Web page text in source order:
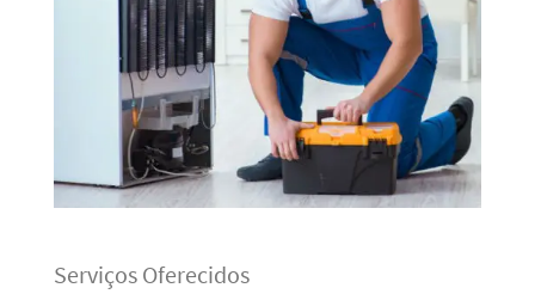
Serviços Oferecidos